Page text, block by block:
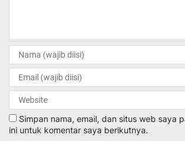
Simpan nama, email, dan situs web saya
ini untuk komentar saya berikutnya.